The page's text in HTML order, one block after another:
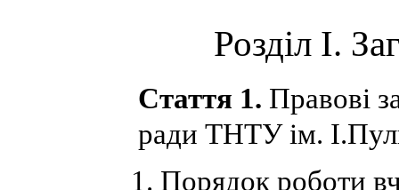
Розділ І.
Стаття 1. Правові
ради ТНТУ ім.
Порядок роботи